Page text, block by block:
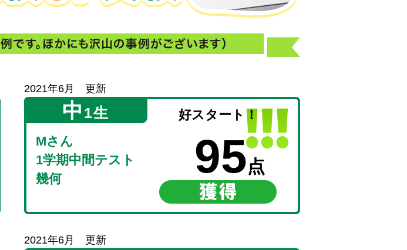
2021年6月 更新
中 1生
Mさん
1学期中間テスト
幾何
好スタート！
95点
2021年6月 更新